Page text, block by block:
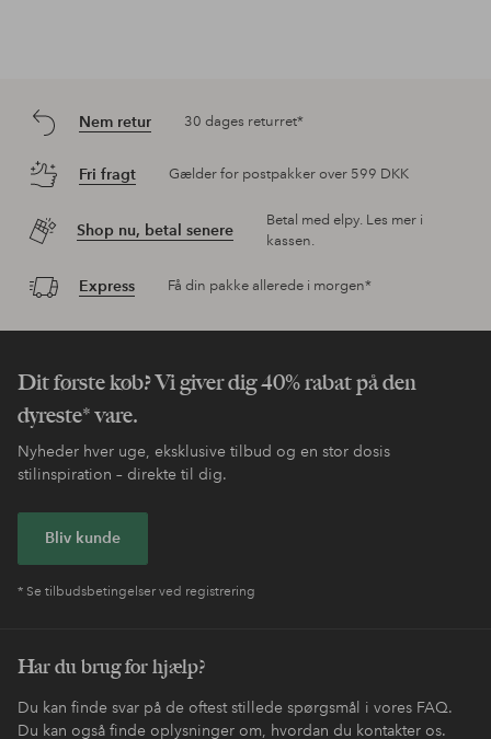
Nem retur 30 dages returret*
Fri fragt Gælder for postpakker over 599 DKK
Shop nu, betal senere
Betal med elpy. Les mer i
kassen.
Express Få din pakke allerede i morgen*
Dit første køb? Vi giver dig 40% rabat på den
dyreste* vare.
Nyheder hver uge, eksklusive tilbud og en stor dosis
stilinspiration – direkte til dig.
Bliv kunde
* Se tilbudsbetingelser ved registrering
Har du brug for hjælp?
Du kan finde svar på de oftest stillede spørgsmål i vores FAQ.
Du kan også finde oplysninger om, hvordan du kontakter os.